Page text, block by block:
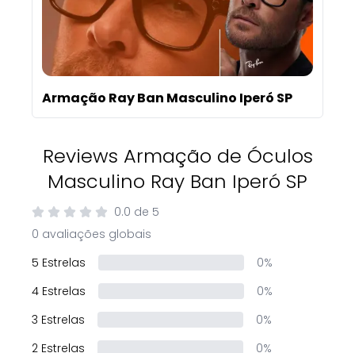
Armação Ray Ban Masculino Iperó SP
Reviews Armação de Óculos
Masculino Ray Ban Iperó SP
0.0 de 5
0 avaliações globais
5 Estrelas
0%
4 Estrelas
0%
3 Estrelas
0%
2 Estrelas
0%